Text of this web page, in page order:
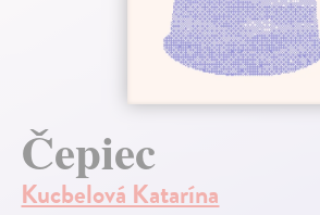
Čepiec
Kucbelová Katarína